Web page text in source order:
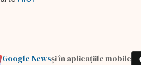
Google Newsși în aplicațiile mobile